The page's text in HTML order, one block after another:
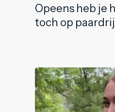
Opeens heb je
toch op